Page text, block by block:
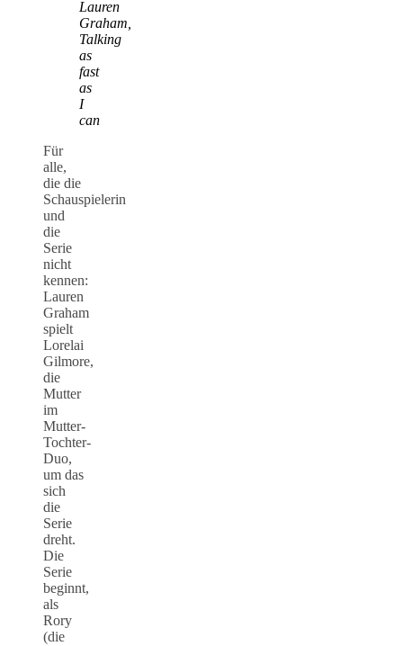
Lauren
Graham,
Talking
as
fast
as
I
can
Für
alle,
die die
Schauspielerin
und
die
Serie
nicht
kennen:
Lauren
Graham
spielt
Lorelai
Gilmore,
die
Mutter
im
Mutter-
Tochter-
Duo,
um das
sich
die
Serie
dreht.
Die
Serie
beginnt,
als
Rory
(die